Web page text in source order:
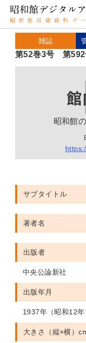
雑誌
第52巻3号 第592
昭和館
サブタイトル
著者名
出版者
中央公論新社
出版年月
1937年（昭和12年
大きさ（縦×横）